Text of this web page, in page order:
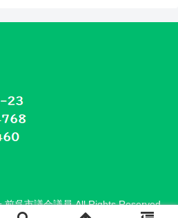
呉市議会議員 All Rights Reserved.